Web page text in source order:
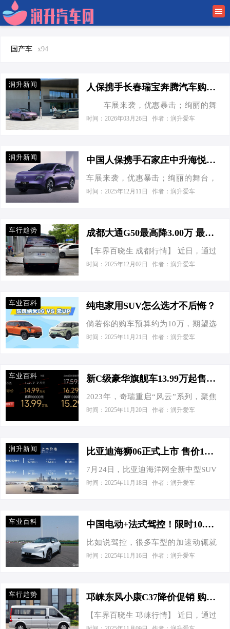
首页
润升新闻
驾车经验
车业百科
国产车 x94
润升新闻 人保携手长春瑞宝奔腾汽车购车嘉年华
车展来袭，优惠暴击；绚丽的舞
台，突破传统的新型技术，亮眼的新
区北凯旋路3999-9号一汽奔腾悦意瑞
宝4S店举办一场消费者首选的活动。
此次活动将开启车展新模式，不一样
的购车体验，更加贴心的服务，只等
家庭和工作需要想购买一款适合平时
子，这里都能满足您的需求，选择到
最合适的车辆，把您的爱车带…
时间：2026年03月26日 作者：润升爱车
润升新闻 中国人保携手石家庄中升海悦汽车销售服务有限公司线上嘉年华
车展来袭，优惠暴击；绚丽的舞台，
突破传统的新型技术，亮眼的新车
16日,在石家庄长安区乐城国际贸易城
五号馆南门旁举办一场消费者首选的
活动。此次活动将开启车展新模式，
不一样的购车体验，更加贴心的服
满足家庭和工作需要想购买一款适合
的车子，这里都能满足您的需求，选
择到最合适的车辆，把您的爱车带回
中部分车型将全系集中发力，优惠多
时间：2025年12月11日 作者：润升爱车
车行趋势 成都大通G50最高降3.00万 最低仅售6.98万
【车界百晓生 成都行情】 近日，通过
对成都大通G50车主实际成交价追踪，
交价格为6.98-9.98万元，详见下表：
大通G50 指导价 优惠金额 成交价格 获
取底价 2024款 1.5T 手动畅游A 8.68万
1.70万 6.98万 询底价 2025款 MAX
时间：2025年12月02日 作者：润升爱车
车业百科 纯电家用SUV怎么选才不后悔？
倘若你的购车预算约为10万，期望选
购一款纯电SUV，既能满足日常通勤
车型便是：东风纳米06与比亚迪元
UP。 一边是依托央企的强大后盾崭露
头角的新锐力量，另一边则是比亚迪
阵营中备受瞩目的销售明星。二者于
究竟哪一方更能胜任？且慢，接下来
坐舒适性、智能驾驶辅助系统以及安
全保障这五大核心要素，展开深入剖
要装人装行李、带娃带老人，有的车
时间：2025年11月21日 作者：润升爱车
车业百科 新C级豪华旗舰车13.99万起售，中原上市，风云A9L超值置换
2023年，奇瑞重启“风云”系列，聚焦
混动新能源领域。在短短20个月内，
品，为千家万户带来了愉悦的出行体
验。 面对合资品牌在中高端市场的垄
断，奇瑞汽车凭借“风云A9L”这一战略
支点，实现了从技术积累到品牌提升
小时内大定订单达50,287台，充分展现
力。 日前，“鉴真章”风云A9L上市品
鉴会郑州站在窗外西餐厅隆重举行。
带九大限时购车权益…
时间：2025年11月20日 作者：润升爱车
润升新闻 比亚迪海狮06正式上市 售价13.98万-16.38万
7月24日，比亚迪海洋网全新中型SUV
海狮06正式上市，海狮06DM-i官方指
元。高能超享SUV海狮06，凭借颜
值、安全、舒适、驾控、智能的全维
进阶，为用户带来高品质出行新体
验，再一次刷新国内汽车消费市场的
轮廓和线条，提供暖阳白、云海灰、
色。内饰延续海洋美学基调，“双悬浮
时间：2025年11月18日 作者：润升爱车
车业百科 中国电动+法式驾控！限时10.88万的示界06香吗？
比如说驾控，很多车型的加速动辄就
是三四秒，但是底盘、驾控没有升级
起底盘、驾控，今天咱们和大家伙儿
聊的这款车可以说是15万以内非常好
开的一款车，它就是示界06。这款车
时间：2025年11月16日 作者：润升爱车
车行趋势 邛崃东风小康C37降价促销 购车最高优惠0.30万
【车界百晓生 邛崃行情】 近日，通过